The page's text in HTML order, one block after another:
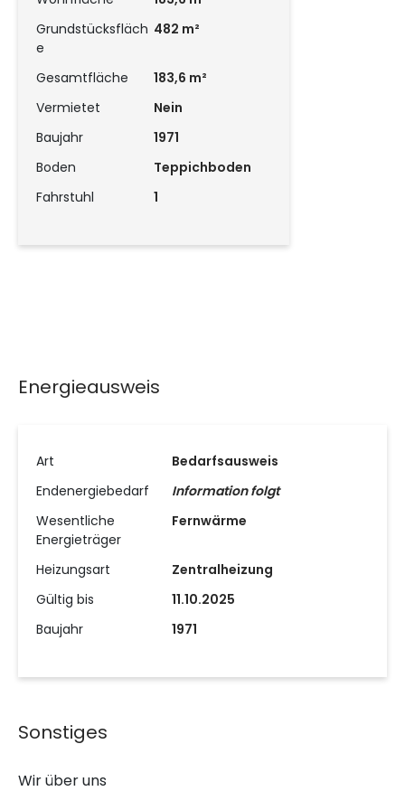
Grundstücksfläch
e
482 m²
Gesamtfläche
183,6 m²
Vermietet
Nein
Baujahr
1971
Boden
Teppichboden
Fahrstuhl
1
Energieausweis
Art
Bedarfsausweis
Endenergiebedarf
Information folgt
Wesentliche
Energieträger
Fernwärme
Heizungsart
Zentralheizung
Gültig bis
11.10.2025
Baujahr
1971
Sonstiges
Wir über uns